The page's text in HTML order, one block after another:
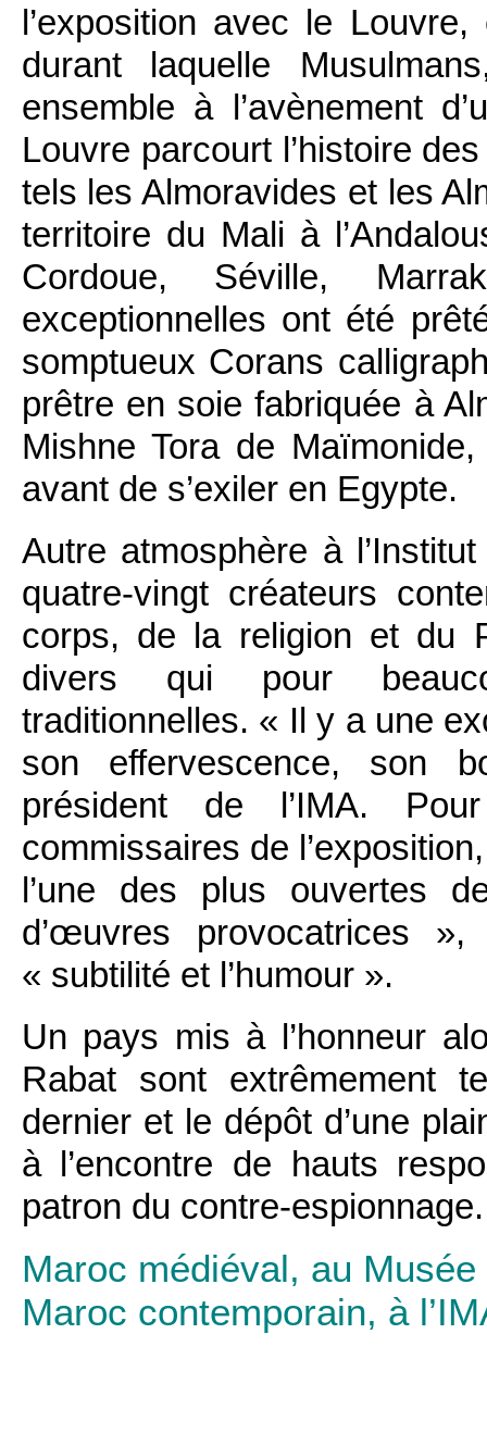
l’exposition avec le
durant laquelle
ensemble à l’avènement
Louvre parcourt l’histoire
tels les Almoravides et les
territoire du Mali à
Cordoue, Séville,
exceptionnelles ont été
somptueux Corans
prêtre en soie fabriquée à
Mishne Tora de
avant de s’exiler en Egypte.
Autre atmosphère à
quatre-vingt créateurs
corps, de la religion et du
divers qui pour
traditionnelles. « Il y a une
son effervescence, son
président de l’IMA.
commissaires de
l’une des plus ouvertes
d’œuvres provocatrices
« subtilité et l’humour ».
Un pays mis à l’honneur
Rabat sont extrêmement
dernier et le dépôt d’une
à l’encontre de hauts
patron du contre-espionnage.
Maroc médiéval, au
Maroc contemporain, à